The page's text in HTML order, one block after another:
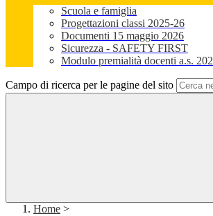
Scuola e famiglia
Progettazioni classi 2025-26
Documenti 15 maggio 2026
Sicurezza - SAFETY FIRST
Modulo premialità docenti a.s.
Campo di ricerca per le pagine del sito
Home >